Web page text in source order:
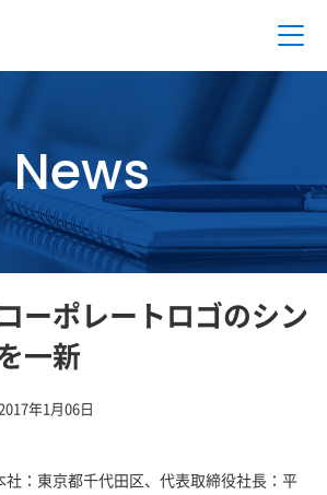
News
ーポレートロゴのシン
一新
年1月06日
：東京都千代田区、代表取締役社長：平